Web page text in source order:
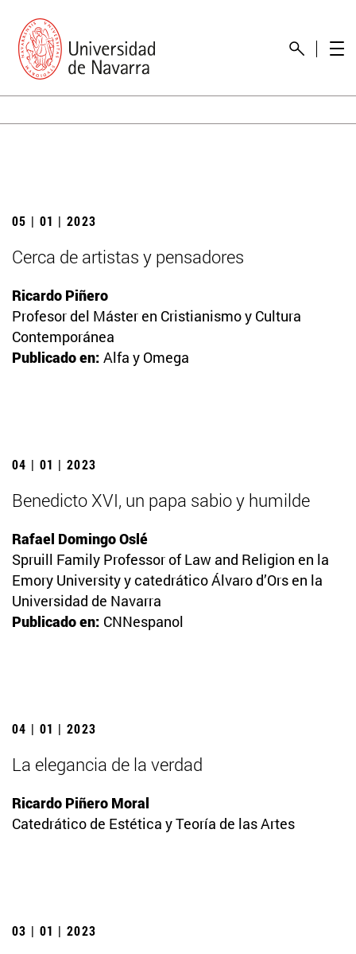
05 | 01 | 2023
Cerca de artistas y pensadores
Ricardo Piñero
Profesor del Máster en Cristianismo y Cultura
Contemporánea
Publicado en: Alfa y Omega
04 | 01 | 2023
Benedicto XVI, un papa sabio y humilde
Rafael Domingo Oslé
Spruill Family Professor of Law and Religion en la
Emory University y catedrático Álvaro d’Ors en la
Universidad de Navarra
Publicado en: CNNespanol
04 | 01 | 2023
La elegancia de la verdad
Ricardo Piñero Moral
Catedrático de Estética y Teoría de las Artes
03 | 01 | 2023